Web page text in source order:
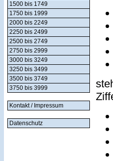
1500 bis 1749
1750 bis 1999
2000 bis 2249
2250 bis 2499
2500 bis 2749
2750 bis 2999
3000 bis 3249
3250 bis 3499
3500 bis 3749
3750 bis 3999
Kontakt / Impressum
Datenschutz